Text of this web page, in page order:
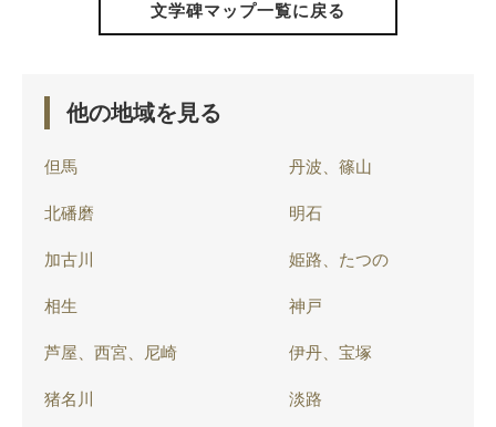
文学碑マップ一覧に戻る
他の地域を見る
但馬 丹波、篠山
北磻磨 明石
加古川 姫路、たつの
相生 神戸
芦屋、西宮、尼崎 伊丹、宝塚
猪名川 淡路